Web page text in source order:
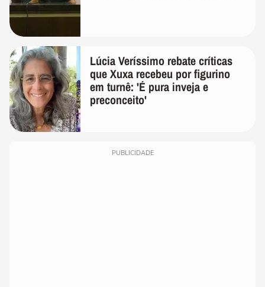
Lúcia Veríssimo rebate críticas
que Xuxa recebeu por figurino
em turnê: 'É pura inveja e
preconceito'
PUBLICIDADE